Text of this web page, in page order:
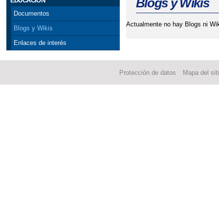
Documentos
Blogs y Wikis
Enlaces de interés
Actualmente no hay Blogs ni
Protección de datos Mapa del